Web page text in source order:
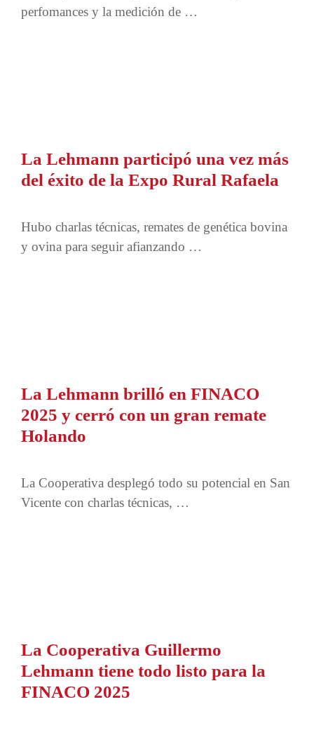
perfomances y la medición de …
La Lehmann participó una vez más
del éxito de la Expo Rural Rafaela
Hubo charlas técnicas, remates de genética bovina
y ovina para seguir afianzando …
La Lehmann brilló en FINACO
2025 y cerró con un gran remate
Holando
La Cooperativa desplegó todo su potencial en San
Vicente con charlas técnicas, …
La Cooperativa Guillermo
Lehmann tiene todo listo para la
FINACO 2025